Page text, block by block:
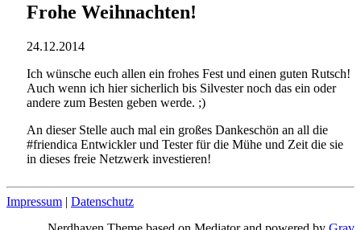
Frohe Weihnachten!
24.12.2014
Ich wünsche euch allen ein frohes Fest und einen guten Rutsch!
Auch wenn ich hier sicherlich bis Silvester noch das ein oder
andere zum Besten geben werde. ;)
An dieser Stelle auch mal ein großes Dankeschön an all die
#friendica Entwickler und Tester für die Mühe und Zeit die sie
in dieses freie Netzwerk investieren!
Impressum | Datenschutz